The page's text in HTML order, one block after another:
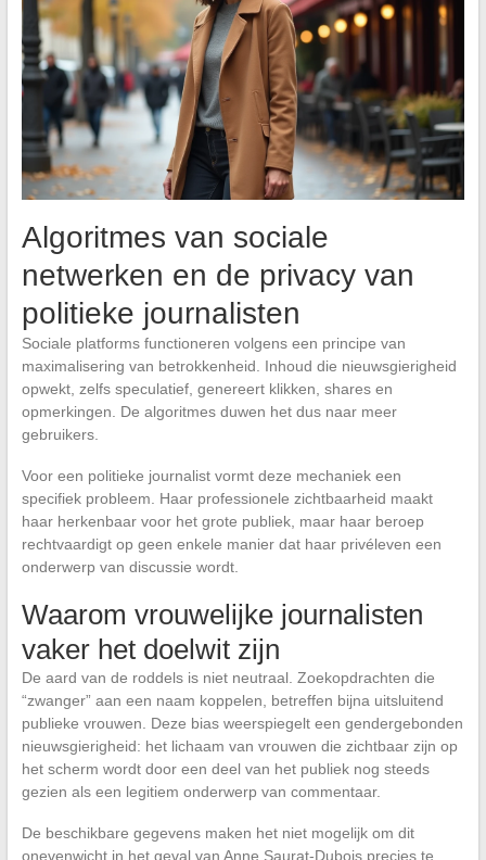
Algoritmes van sociale
netwerken en de privacy van
politieke journalisten
Sociale platforms functioneren volgens een principe van
maximalisering van betrokkenheid. Inhoud die nieuwsgierigheid
opwekt, zelfs speculatief, genereert klikken, shares en
opmerkingen. De algoritmes duwen het dus naar meer
gebruikers.
Voor een politieke journalist vormt deze mechaniek een
specifiek probleem. Haar professionele zichtbaarheid maakt
haar herkenbaar voor het grote publiek, maar haar beroep
rechtvaardigt op geen enkele manier dat haar privéleven een
onderwerp van discussie wordt.
Waarom vrouwelijke journalisten
vaker het doelwit zijn
De aard van de roddels is niet neutraal. Zoekopdrachten die
“zwanger” aan een naam koppelen, betreffen bijna uitsluitend
publieke vrouwen. Deze bias weerspiegelt een gendergebonden
nieuwsgierigheid: het lichaam van vrouwen die zichtbaar zijn op
het scherm wordt door een deel van het publiek nog steeds
gezien als een legitiem onderwerp van commentaar.
De beschikbare gegevens maken het niet mogelijk om dit
onevenwicht in het geval van Anne Saurat-Dubois precies te